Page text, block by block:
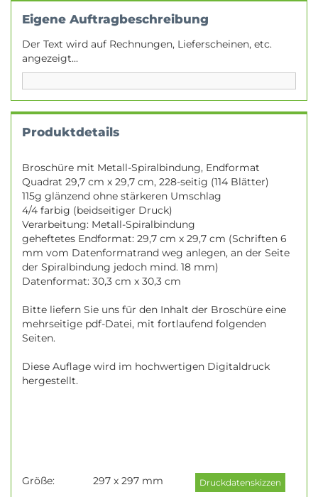
Eigene Auftragbeschreibung
Der Text wird auf Rechnungen, Lieferscheinen, etc.
angezeigt...
Produktdetails
Broschüre mit Metall-Spiralbindung, Endformat
Quadrat 29,7 cm x 29,7 cm, 228-seitig (114 Blätter)
115g glänzend ohne stärkeren Umschlag
4/4 farbig (beidseitiger Druck)
Verarbeitung: Metall-Spiralbindung
geheftetes Endformat: 29,7 cm x 29,7 cm (Schriften 6
mm vom Datenformatrand weg anlegen, an der Seite
der Spiralbindung jedoch mind. 18 mm)
Datenformat: 30,3 cm x 30,3 cm
Bitte liefern Sie uns für den Inhalt der Broschüre eine
mehrseitige pdf-Datei, mit fortlaufend folgenden
Seiten.
Diese Auflage wird im hochwertigen Digitaldruck
hergestellt.
Größe:
297 x 297 mm